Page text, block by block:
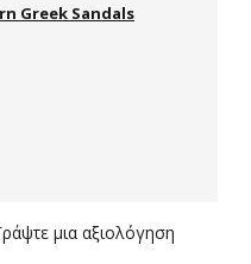
Greek Sandals
μια αξιολόγηση